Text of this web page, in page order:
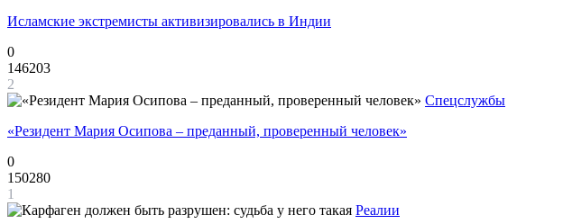
Исламские экстремисты активизировались в Индии
0
146203
2
Спецслужбы
«Резидент Мария Осипова – преданный, проверенный человек»
0
150280
1
Реалии